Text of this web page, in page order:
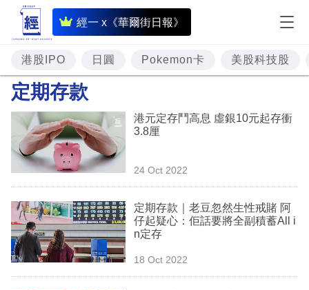
經一 x《華爾街日報》
即
時
財
經
題
投
資
樓
市
理
港股IPO 日圓 Pokemon卡 美股科技股
定期存款
港元定存鬥高息 虛銀10元起存衝
3.8厘
24 Oct 2022
定期存款｜老豆忽然生性戒賭 阿
仔起疑心：佢話要將全副積蓄All i
n定存
18 Oct 2022